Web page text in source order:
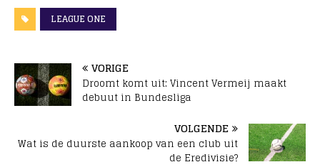
LEAGUE ONE
VORIGE
Droomt komt uit: Vincent Vermeij maakt
debuut in Bundesliga
VOLGENDE
Wat is de duurste aankoop van een club uit
de Eredivisie?